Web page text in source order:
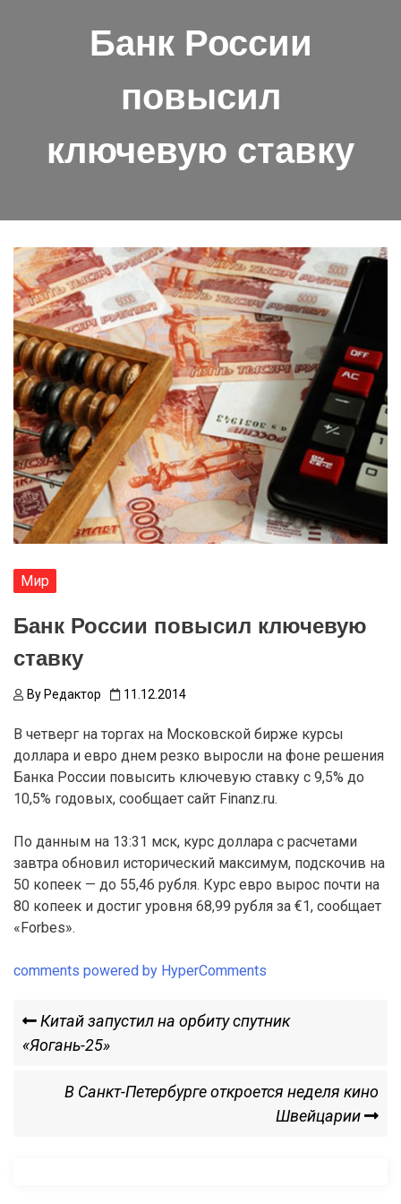
Банк России
повысил
ключевую ставку
Мир
Банк России повысил ключевую
ставку
By Редактор 11.12.2014
В четверг на торгах на Московской бирже курсы
доллара и евро днем резко выросли на фоне решения
Банка России повысить ключевую ставку с 9,5% до
10,5% годовых, сообщает сайт Finanz.ru.
По данным на 13:31 мск, курс доллара с расчетами
завтра обновил исторический максимум, подскочив на
50 копеек — до 55,46 рубля. Курс евро вырос почти на
80 копеек и достиг уровня 68,99 рубля за €1, сообщает
«Forbes».
comments powered by HyperComments
Навигация
записям
Previous
Post
Китай запустил на орбиту спутник
«Яогань-25»
В Санкт-Петербурге откроется неделя кино
Швейцарии